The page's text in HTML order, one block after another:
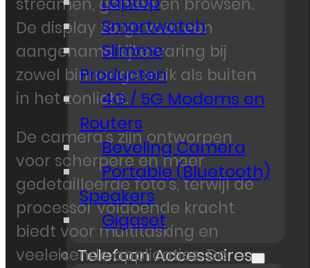
Smartwatch
Slimme
Producten
4G / 5G Modems en
Routers
Beveling Camera
Portable (Bluetooth)
Speakers
Gigaset
Telefoon Accessoires
De display zorgt voor een
aangename kijkervaring bij
zowel binnengebruik als buiten
in het zonlicht.
De camera’s zijn ontworpen
voor scherpere en meer
gedetailleerde foto’s, terwijl de
processor voldoende kracht
biedt voor multitasking en
veeleisende applicaties. De